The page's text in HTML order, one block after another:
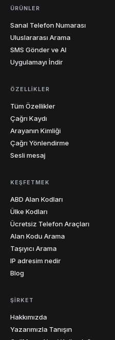
ÜRÜNLER
Sanal Telefon Numarası
Uluslararası Arama
SMS Gönder ve Al
Uygulamayı İndir
ÖZELLIKLER
Tüm Özellikler
Çağrı Kaydı
Arayanın Kimliği
Çağrı Yönlendirme
Sesli mesaj
KEŞFETMEK
ABD Alan Kodları
Ülke Kodları
Ücretsiz Telefon Araçları
Alan Kodu Arama
Taşıyıcı Arama
IP adresim nedir
Blog
ŞIRKET
Hakkımızda
Yazarımızla Tanışın